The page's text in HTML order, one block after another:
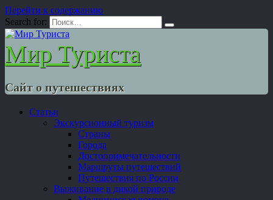
Перейти к содержанию
Search for:
Мир Туриста
Сайт о путешествиях
Статьи
Экскурсионный туризм
Страны
Города
Достопримечательности
Маршруты путешествий
Путешествия по России
Выживание в дикой природе